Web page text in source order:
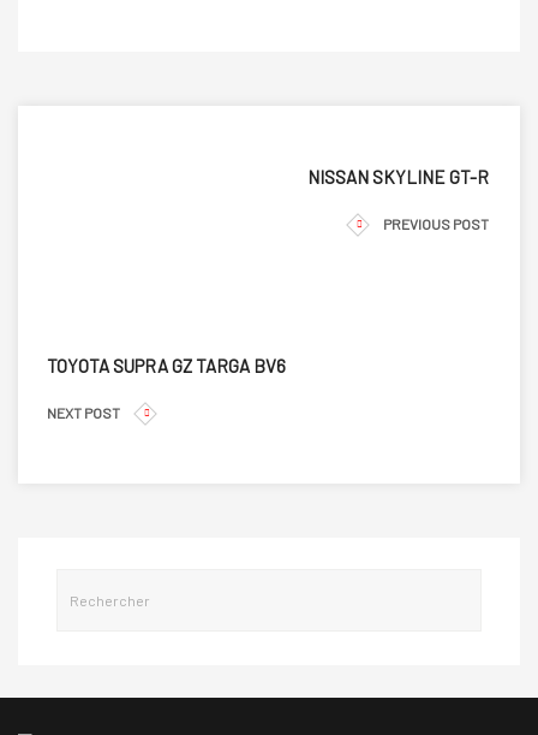
NISSAN SKYLINE GT-R
PREVIOUS POST
TOYOTA SUPRA GZ TARGA BV6
NEXT POST